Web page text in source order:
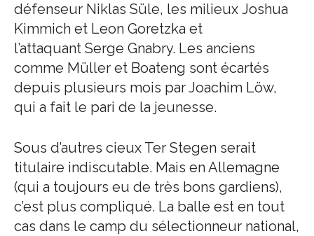
défenseur Niklas Süle, les milieux Joshua
Kimmich et Leon Goretzka et
l’attaquant Serge Gnabry. Les anciens
comme Müller et Boateng sont écartés
depuis plusieurs mois par Joachim Löw,
qui a fait le pari de la jeunesse.
Sous d’autres cieux Ter Stegen serait
titulaire indiscutable. Mais en Allemagne
(qui a toujours eu de très bons gardiens),
c’est plus compliqué. La balle est en tout
cas dans le camp du sélectionneur national,